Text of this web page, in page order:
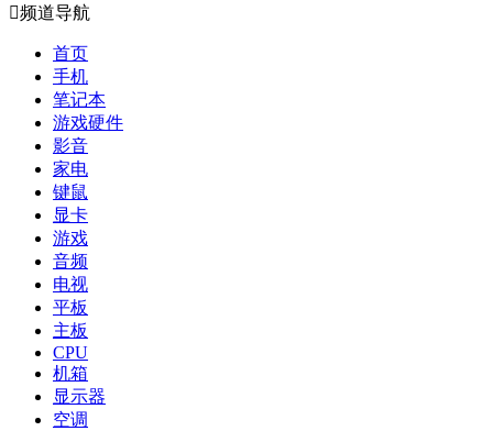
频道导航
首页
手机
笔记本
游戏硬件
影音
家电
键鼠
显卡
游戏
音频
电视
平板
主板
CPU
机箱
显示器
空调